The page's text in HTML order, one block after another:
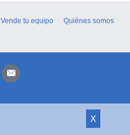
X
Vende tu equipo
Quiénes somos